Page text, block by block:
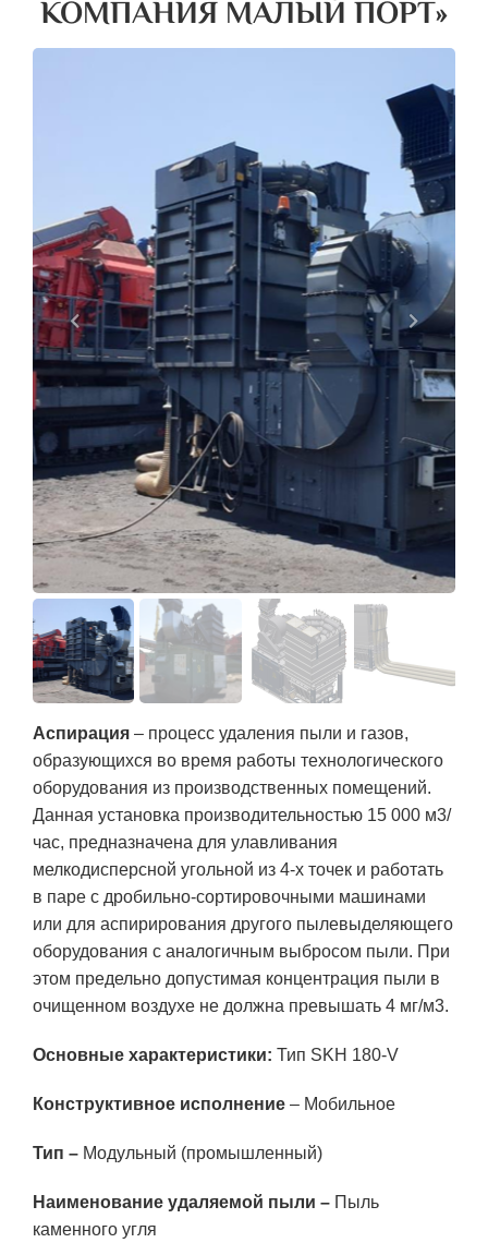
КОМПАНИЯ МАЛЫЙ ПОРТ»
Аспирация – процесс удаления пыли и газов,
образующихся во время работы технологического
оборудования из производственных помещений.
Данная установка производительностью 15 000 м3/
час, предназначена для улавливания
мелкодисперсной угольной из 4-х точек и работать
в паре с дробильно-сортировочными машинами
или для аспирирования другого пылевыделяющего
оборудования с аналогичным выбросом пыли. При
этом предельно допустимая концентрация пыли в
очищенном воздухе не должна превышать 4 мг/м3.
Основные характеристики: Тип SKH 180-V
Конструктивное исполнение – Мобильное
Тип – Модульный (промышленный)
Наименование удаляемой пыли – Пыль
каменного угля